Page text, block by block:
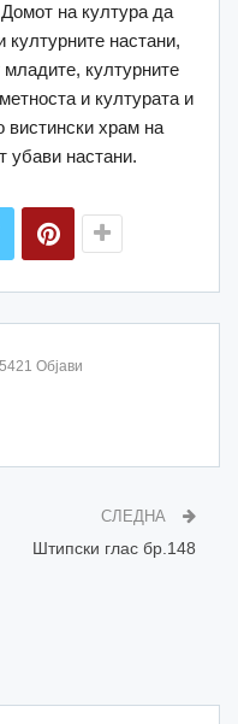
на култура да
културните настани,
културните
и културата и
вистински храм на
убави настани.
5421 Објави
СЛЕДНА
Штипски глас бр.148